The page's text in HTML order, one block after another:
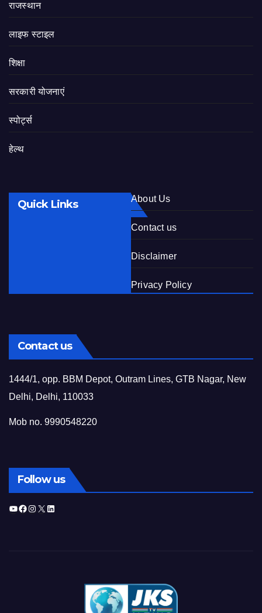
राजस्थान
लाइफ स्टाइल
शिक्षा
सरकारी योजनाएं
स्पोर्ट्स
हेल्थ
Quick Links About Us
Contact us
Disclaimer
Privacy Policy
Contact us
1444/1, opp. BBM Depot, Outram Lines, GTB Nagar, New
Delhi, Delhi, 110033
Mob no. 9990548220
Follow us
YouTube
Facebook
Instagram
X LinkedIn